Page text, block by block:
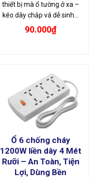
thiết bị mà ổ tường ở xa –
kéo dây chắp vá dễ sinh…
90.000₫
Ổ 6 chống cháy
1200W liền dây 4 Mét
Rưỡi – An Toàn, Tiện
Lợi, Dùng Bền